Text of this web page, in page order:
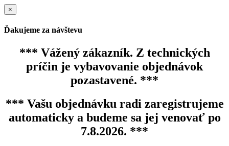
×
Ďakujeme za návštevu
*** Vážený zákazník. Z technických
príčin je vybavovanie objednávok
pozastavené. ***
*** Vašu objednávku radi zaregistrujeme
automaticky a budeme sa jej venovať po
7.8.2026. ***